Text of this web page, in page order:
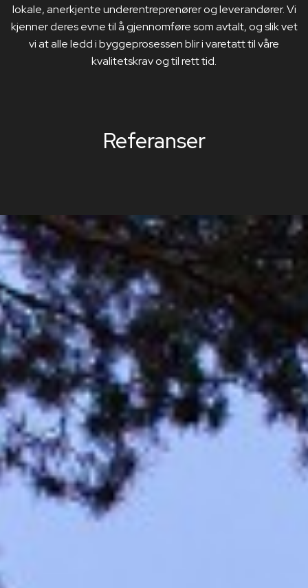
lokale, anerkjente underentreprenører og leverandører. Vi
kjenner deres evne til å gjennomføre som avtalt, og slik vet
vi at alle ledd i byggeprosessen blir i varetatt til våre
kvalitetskrav og til rett tid.
Referanser